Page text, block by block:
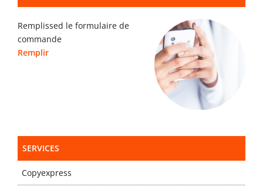
Remplissed le formulaire de
commande
Remplir
SERVICES
Copyexpress